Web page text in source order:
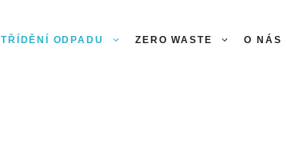
TŘÍDĚNÍ ODPADU ZERO WASTE O NÁS